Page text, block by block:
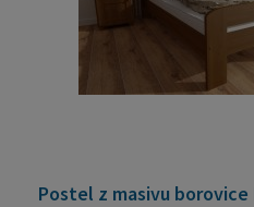
Postel z masivu borovice